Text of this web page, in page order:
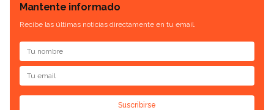
Mantente informado
Recibe las últimas noticias directamente en tu email.
Suscribirse